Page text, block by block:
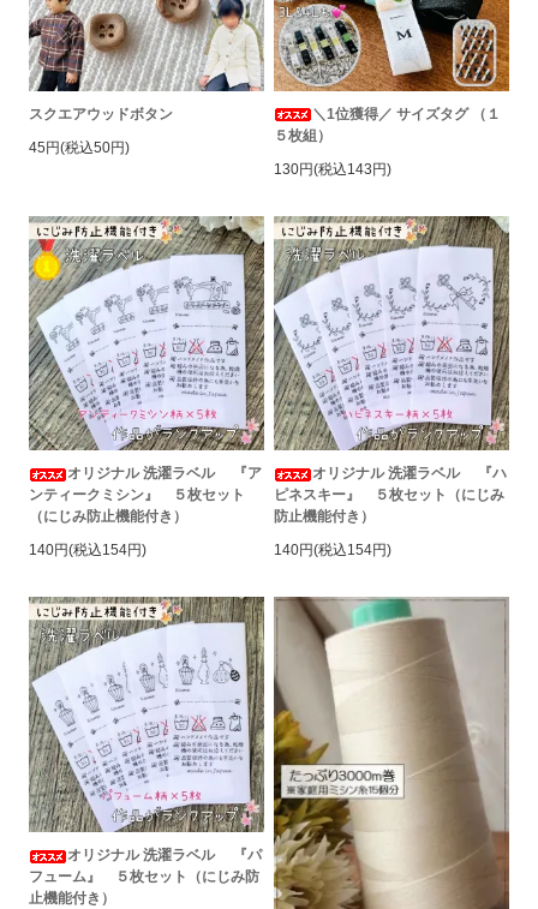
スクエアウッドボタン
45円(税込50円)
＼1位獲得／ サイズタグ （１
５枚組）
130円(税込143円)
オリジナル 洗濯ラベル 『ア
ンティークミシン』 ５枚セット
（にじみ防止機能付き）
140円(税込154円)
オリジナル 洗濯ラベル 『ハ
ピネスキー』 ５枚セット（にじみ
防止機能付き）
140円(税込154円)
オリジナル 洗濯ラベル 『パ
フューム』 ５枚セット（にじみ防
止機能付き）